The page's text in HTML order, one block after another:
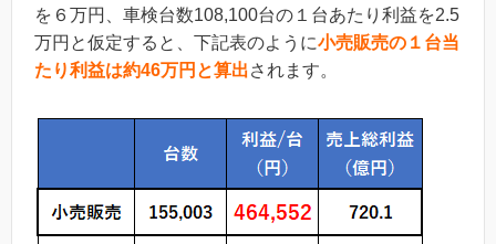
を６万円、車検台数108,100台の１台あたり利益を2.5
万円と仮定すると、下記表のように小売販売の１台当
たり利益は約46万円と算出されます。